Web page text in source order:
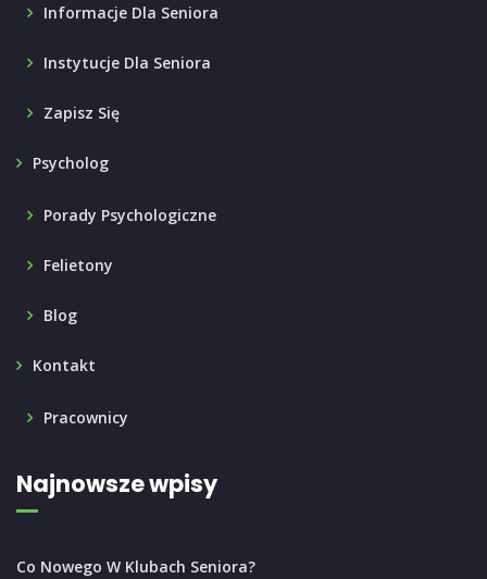
Informacje Dla Seniora
Instytucje Dla Seniora
Zapisz Się
Psycholog
Porady Psychologiczne
Felietony
Blog
Kontakt
Pracownicy
Najnowsze wpisy
Co Nowego W Klubach Seniora?